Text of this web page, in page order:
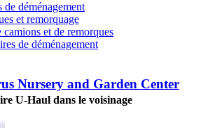
de déménagement
et remorquage
camions et de remorques
de déménagement
Nursery and Garden Center
U-Haul dans le voisinage